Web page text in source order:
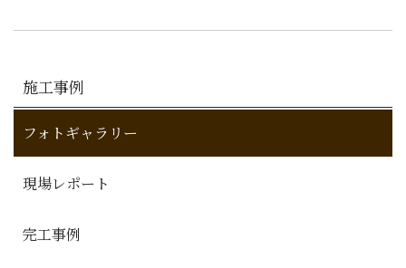
施工事例
フォトギャラリー
現場レポート
完工事例